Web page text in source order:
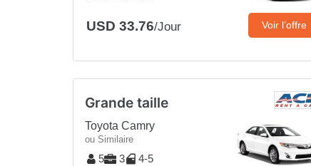
USD 33.76/Jour Voir l’offre
Grande taille
Toyota Camry
ou Similaire
5 3 4-5